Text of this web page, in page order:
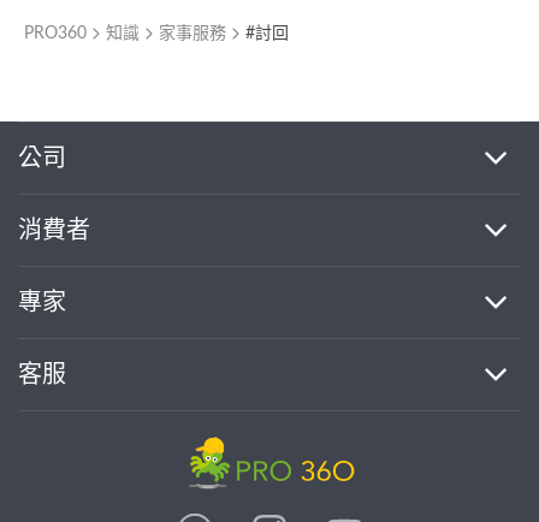
PRO360 知識 家事服務 #討回
公司
消費者
專家
客服
繼續完成